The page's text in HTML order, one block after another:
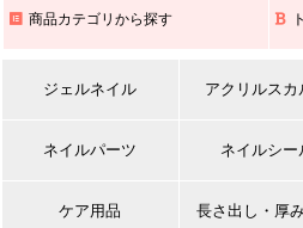
商品カテゴリから探す
ジェルネイル アクリルスカ
ネイルパーツ ネイルシー
ケア用品 長さ出し・厚